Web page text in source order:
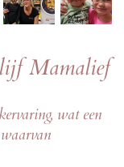
Mamalief
wat een